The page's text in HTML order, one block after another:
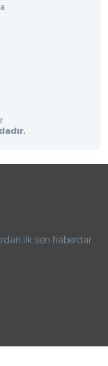
ilk sen haberdar